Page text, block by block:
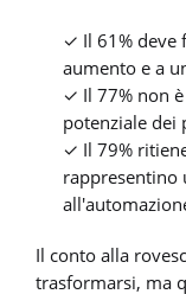
✓ Il 61% deve
aumento e a
✓ Il 77% non
potenziale dei
✓ Il 79%
rappresentino
Il conto alla
trasformarsi, ma